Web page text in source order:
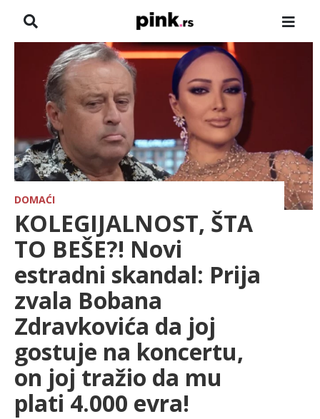
NASLOVNA
VESTI
ZADRUGA
SHOWBIZ
HRONIKA
FARMERI
SPORT
LIFESTYLE
EXTRA
DOMAĆI
KOLEGIJALNOST, ŠTA
TO BEŠE?! Novi
estradni skandal: Prija
zvala Bobana
Zdravkovića da joj
gostuje na koncertu,
on joj tražio da mu
plati 4.000 evra!